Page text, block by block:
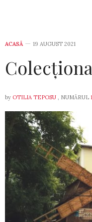
ACASĂ 19 AUGUST 2021
by OTILIA TEPOSU , NUMĂRUL